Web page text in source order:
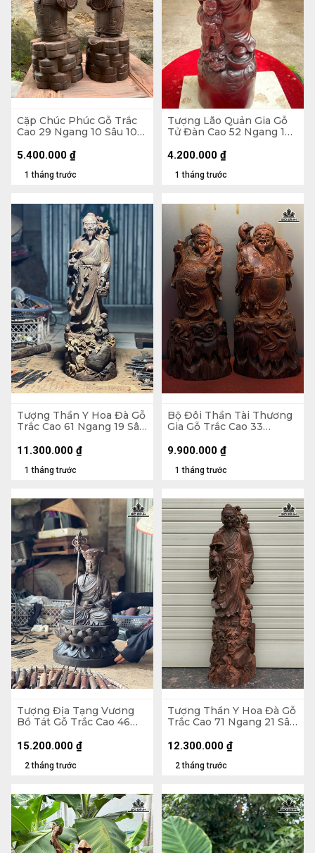
Cặp Chúc Phúc Gỗ Trắc
Cao 29 Ngang 10 Sâu 10
1 tháng trước
5.400.000 ₫
Tượng Lão Quản Gia Gỗ
Tử Đàn Cao 52 Ngang 18
1 tháng trước
4.200.000 ₫
Tượng Thần Y Hoa Đà Gỗ
Trắc Cao 61 Ngang 19 Sâu
1 tháng trước
11.300.000 ₫
Bộ Đôi Thần Tài Thương
Gia Gỗ Trắc Cao 33
1 tháng trước
9.900.000 ₫
Tượng Địa Tạng Vương
Bồ Tát Gỗ Trắc Cao 46
2 tháng trước
15.200.000 ₫
Tượng Thần Y Hoa Đà Gỗ
Trắc Cao 71 Ngang 21 Sâu
2 tháng trước
12.300.000 ₫